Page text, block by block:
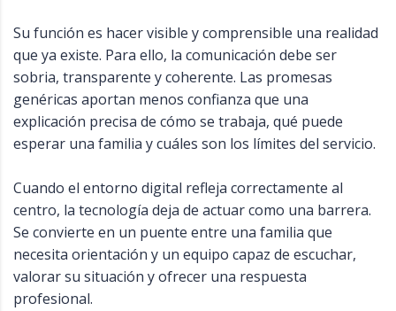
Su función es hacer visible y comprensible una realidad
que ya existe. Para ello, la comunicación debe ser
sobria, transparente y coherente. Las promesas
genéricas aportan menos confianza que una
explicación precisa de cómo se trabaja, qué puede
esperar una familia y cuáles son los límites del servicio.
Cuando el entorno digital refleja correctamente al
centro, la tecnología deja de actuar como una barrera.
Se convierte en un puente entre una familia que
necesita orientación y un equipo capaz de escuchar,
valorar su situación y ofrecer una respuesta
profesional.